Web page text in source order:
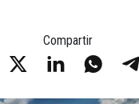
Compartir